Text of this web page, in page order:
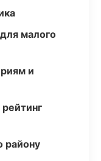
малого
и
району